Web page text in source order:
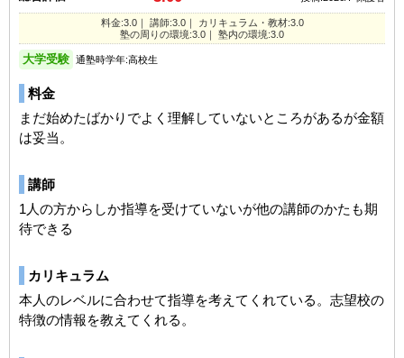
料金:3.0｜ 講師:3.0｜ カリキュラム・教材:3.0
塾の周りの環境:3.0｜ 塾内の環境:3.0
大学受験 通塾時学年:高校生
料金
まだ始めたばかりでよく理解していないところがあるが金額
は妥当。
講師
1人の方からしか指導を受けていないが他の講師のかたも期
待できる
カリキュラム
本人のレベルに合わせて指導を考えてくれている。志望校の
特徴の情報を教えてくれる。